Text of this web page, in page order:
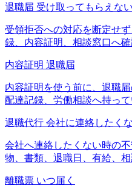
退職届 受け取ってもらえない
受領拒否への対応を断定せ
録、内容証明、相談窓口へ
内容証明 退職届
内容証明を使う前に、退職
配達記録、労働相談へ持って
退職代行 会社に連絡したく
会社へ連絡したくない時の
物、書類、退職日、有給、相
離職票 いつ届く